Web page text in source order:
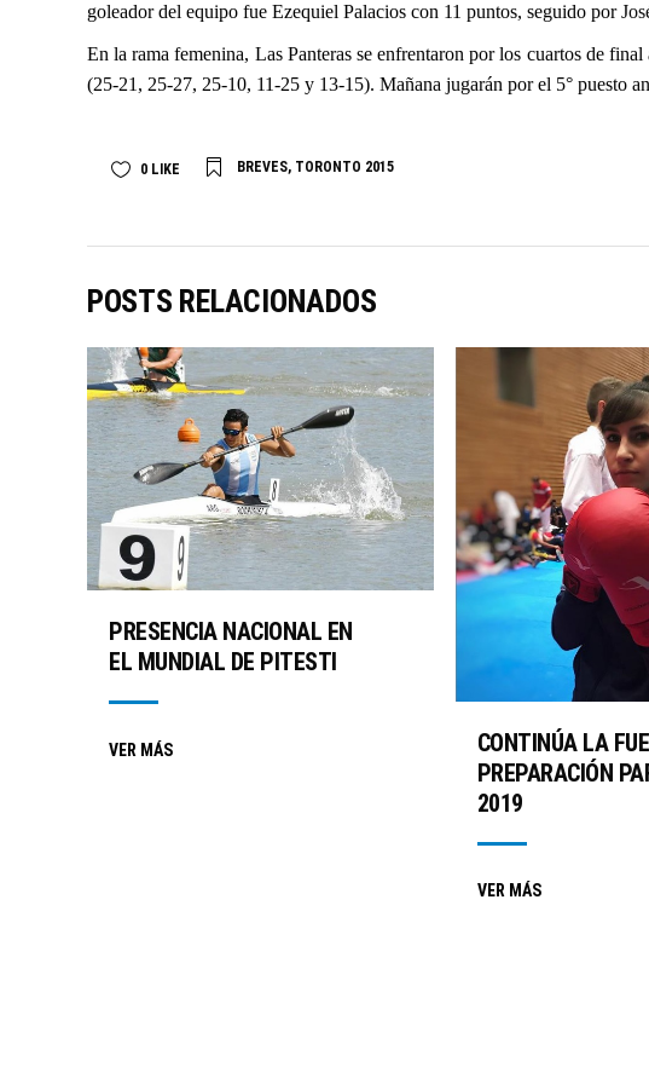
goleador del equipo fue Ezequiel Palacios con 11 puntos, seguido por
En la rama femenina, Las Panteras se enfrentaron por los cuartos de
(25-21, 25-27, 25-10, 11-25 y 13-15). Mañana jugarán por el 5° puesto
0 LIKE BREVES, TORONTO 2015
POSTS RELACIONADOS
PRESENCIA NACIONAL EN
EL MUNDIAL DE PITESTI
VER MÁS
CONTINÚA LA
PREPARACIÓN
2019
VER MÁS